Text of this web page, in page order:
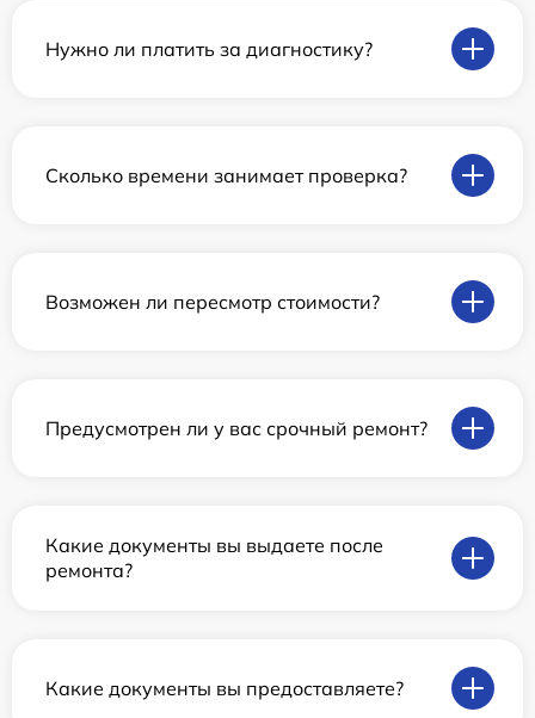
Нужно ли платить за диагностику?
Сколько времени занимает проверка?
Возможен ли пересмотр стоимости?
Предусмотрен ли у вас срочный ремонт?
Какие документы вы выдаете после
ремонта?
Какие документы вы предоставляете?